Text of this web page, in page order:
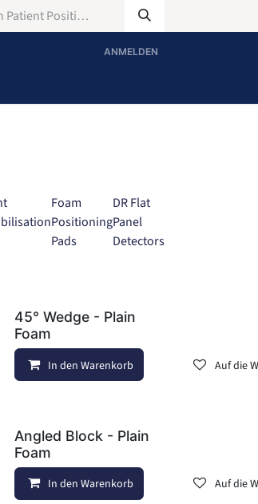
ANMELDEN
Foam
Positioning
Pads
DR Flat
Panel
Detectors
Auf die Wunschliste
45° Wedge - Plain
Foam
In den Warenkorb Auf die
Auf die Wunschliste
Angled Block - Plain
Foam
In den Warenkorb Auf die